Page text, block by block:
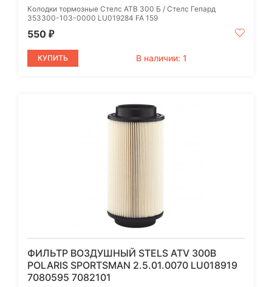
Колодки тормозные Стелс АТВ 300 Б / Стелс Гепард
353300-103-0000 LU019284 FA 159
550 ₽
КУПИТЬ В наличии: 1
ФИЛЬТР ВОЗДУШНЫЙ STELS ATV 300B
POLARIS SPORTSMAN 2.5.01.0070 LU018919
7080595 7082101